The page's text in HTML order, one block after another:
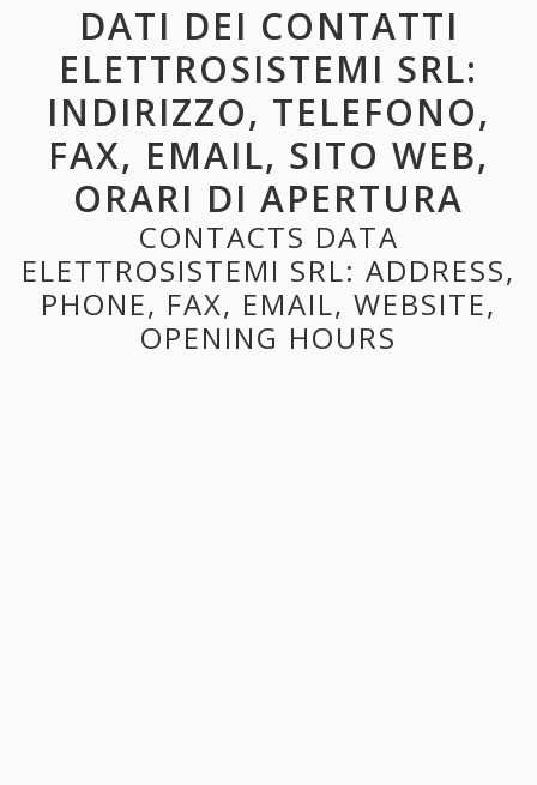
DATI DEI CONTATTI
ELETTROSISTEMI SRL:
INDIRIZZO, TELEFONO,
FAX, EMAIL, SITO WEB,
ORARI DI APERTURA
CONTACTS DATA
ELETTROSISTEMI SRL: ADDRESS,
PHONE, FAX, EMAIL, WEBSITE,
OPENING HOURS